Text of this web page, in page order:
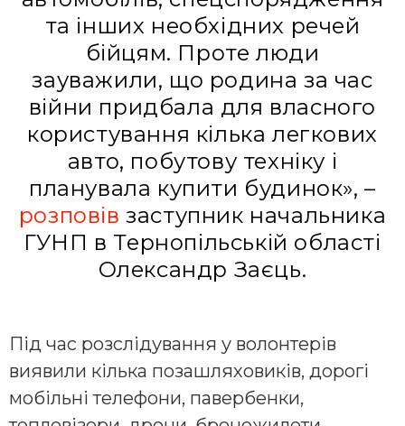
та інших необхідних речей
бійцям. Проте люди
зауважили, що родина за час
війни придбала для власного
користування кілька легкових
авто, побутову техніку і
планувала купити будинок», –
розповів заступник начальника
ГУНП в Тернопільській області
Олександр Заєць.
Під час розслідування у волонтерів
виявили кілька позашляховиків, дорогі
мобільні телефони, павербенки,